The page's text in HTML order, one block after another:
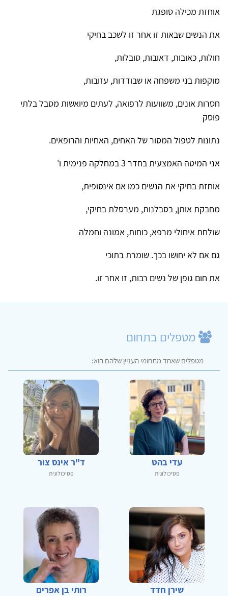
אוחזת מכילה סופגת
את הנשים שבאות זו אחר זו לשכב בחיקי
חולות, כאובות, דאובות, סובלות,
מוקפות בני משפחה או שבודדות, עזובות,
חסרות אונים, משוועות לרפואה, לעתים מיואשות מסבל בלתי
פוסק
נתונות לטפול המסור של האחים, האחיות והרופאים.
אני המיטה האמצעית בחדר 3 במחלקה פנימית ו'
אוחזת בחיקי את הנשים כמו אם אינסופית,
מחבקת אותן, בסבלנות, מערסלת בחיקי,
שולחת איחולי מרפא, כוחות, אמונה וחמלה
גם אם לא יחושו בכך. שומרת בתוכי
את חום גופן של נשים רבות, זו אחר זו.
מטפלים בתחום
מטפלים שאחד מתחומי העניין שלהם הוא:
עדי בהט
פסיכולוגית
ד"ר אינס צור
פסיכולוגית
שירן חדד רותי בן אפרים